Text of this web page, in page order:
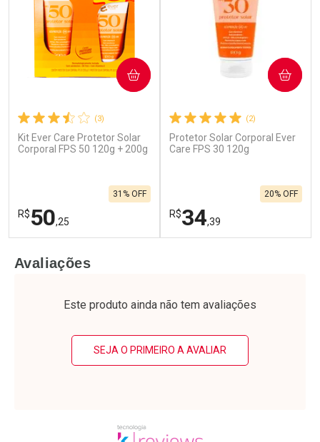
Ativar Desconto Ativar Desconto
(3)
Kit Ever Care Protetor Solar
Corporal FPS 50 120g + 200g
R$50,25
31% OFF
COMPRAR
Laboratório
Por Menos
(2)
Protetor Solar Corporal Ever
Care FPS 30 120g
R$34,39
20% OFF
COMPRAR
Laboratório
Por Menos
Avaliações
Este produto ainda não tem avaliações
SEJA O PRIMEIRO A AVALIAR